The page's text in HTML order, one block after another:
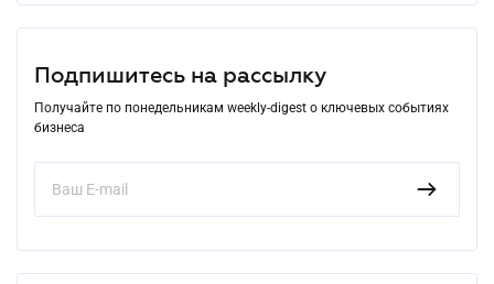
Подпишитесь на рассылку
Получайте по понедельникам weekly-digest о ключевых событиях
бизнеса